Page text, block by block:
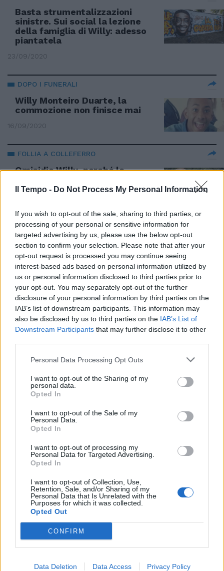
Il Tempo - Do Not Process My Personal Information
If you wish to opt-out of the sale, sharing to third parties, or
processing of your personal or sensitive information for
targeted advertising by us, please use the below opt-out
section to confirm your selection. Please note that after your
opt-out request is processed you may continue seeing
interest-based ads based on personal information utilized by
us or personal information disclosed to third parties prior to
your opt-out. You may separately opt-out of the further
disclosure of your personal information by third parties on the
IAB’s list of downstream participants. This information may
also be disclosed by us to third parties on the IAB’s List of
Downstream Participants that may further disclose it to other
Personal Data Processing Opt Outs
I want to opt-out of the Sharing of my
personal data.
Opted In
I want to opt-out of the Sale of my
Personal Data.
Opted In
I want to opt-out of processing my
Personal Data for Targeted Advertising.
Opted In
I want to opt-out of Collection, Use,
Retention, Sale, and/or Sharing of my
Personal Data that Is Unrelated with the
Purposes for which it was collected.
Opted Out
CONFIRM
Data Deletion Data Access Privacy Policy
Basta strumentalizzazioni
sinistre. Sui social la lezione
della famiglia di Willy: adesso
piantatela
23/09/2020
DOPO I FUNERALI
Willy Monteiro Duarte, la
commozione non finisce mai
16/09/2020
FOLLIA A COLLEFERRO
Omicidio Willy, perché le
14/09/2020
DOPO L'OMICIDIO DI WILLY
La Meloni provoca i Ferragnez:
perché non fate una campagna
contro la cocaina fra i giovani?
14/09/2020
REBIBBIA
I fratelli Bianchi hanno paura di
ritorsioni: vogliono restare in
LE INDAGINI
Omicidio Willy, caccia alle
cimitero con i fratelli Bianchi
13/09/2020
DISONORANZE FUNEBRI
passerella di Conte e Zingaretti
ai funerali di Willy
12/09/2020
ACCOGLIENZA BIPARTISAN
Willy, la proposta della Meloni